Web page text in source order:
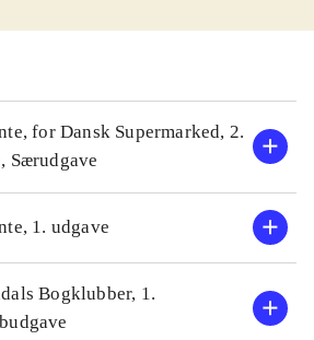
for Dansk Supermarked, 2.
Særudgave
1. udgave
Bogklubber, 1.